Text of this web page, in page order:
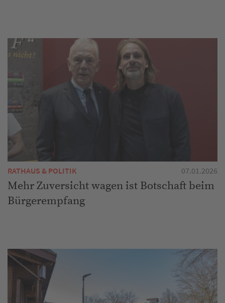
RATHAUS & POLITIK 07.01.2026
Mehr Zuversicht wagen ist Botschaft beim
Bürgerempfang